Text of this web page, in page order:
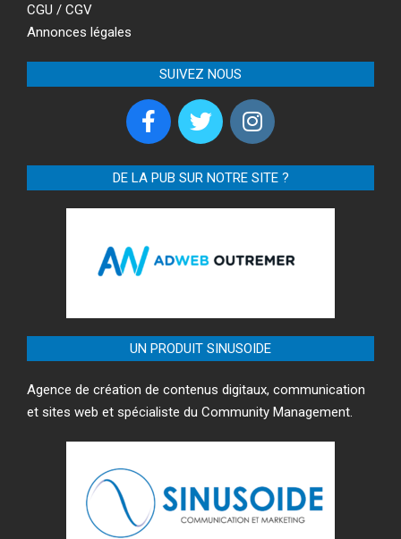
CGU / CGV
Annonces légales
SUIVEZ NOUS
DE LA PUB SUR NOTRE SITE ?
UN PRODUIT SINUSOIDE
Agence de création de contenus digitaux, communication
et sites web et spécialiste du Community Management.